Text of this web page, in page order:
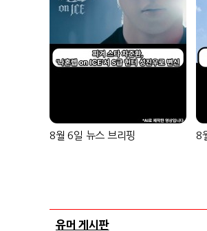
8월 6일 뉴스 브리핑 8
유머 게시판